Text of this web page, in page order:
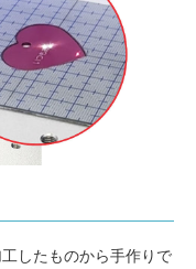
したものから手作りで